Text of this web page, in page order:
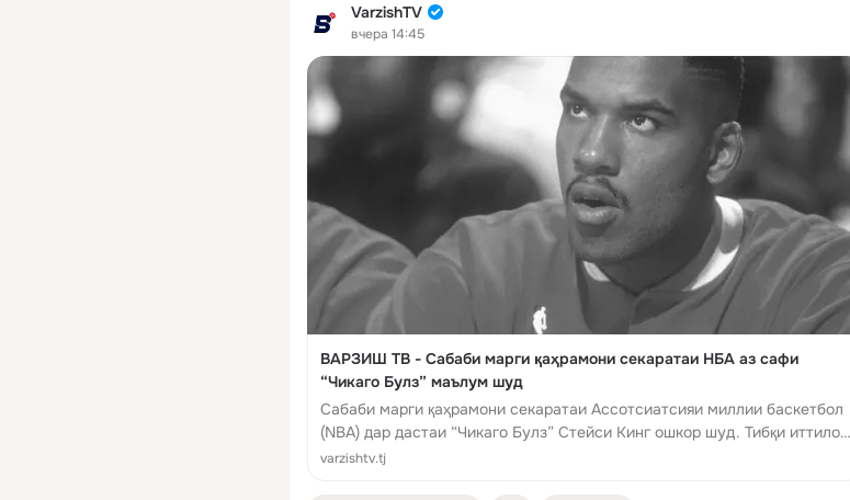
VarzishTV
вчера 14:45
ВАРЗИШ ТВ - Сабаби марги қаҳрамони секаратаи НБА аз сафи
“Чикаго Булз” маълум шуд
Сабаби марги қаҳрамони секаратаи Ассотсиатсияи миллии баскетбол
(NBA) дар дастаи “Чикаго Булз” Стейси Кинг ошкор шуд. Тибқи иттилои
нашрияи California Post, ки бо такя ба ...
varzishtv.tj